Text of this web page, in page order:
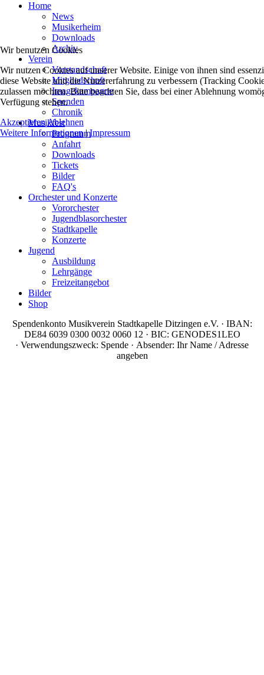
Home
News
Musikerheim
Downloads
Archiv
Verein
Vorstandschaft
Mitgliedschaft
Imagekampagne
Spenden
Chronik
Musikfest
Programm
Anfahrt
Downloads
Tickets
Bilder
FAQ's
Orchester und Konzerte
Vororchester
Jugendblasorchester
Stadtkapelle
Konzerte
Jugend
Ausbildung
Lehrgänge
Freizeitangebot
Bilder
Shop
Spendenkonto Musikverein Stadtkapelle Ditzingen e.V. · IBAN:
DE84 6039 0300 0032 0060 12 · BIC: GENODES1LEO
· Verwendungszweck: Spende · Absender: Ihr Name / Adresse
angeben
Wir benutzen Cookies
Wir nutzen Cookies auf unserer Website. Einige von ihnen sind
diese Website und die Nutzererfahrung zu verbessern (Tracking
zulassen möchten. Bitte beachten Sie, dass bei einer Ablehnung
Verfügung stehen.
AkzeptierenAblehnen
Weitere Informationen|Impressum